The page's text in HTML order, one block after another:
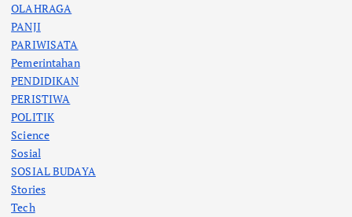
OLAHRAGA
PANJI
PARIWISATA
Pemerintahan
PENDIDIKAN
PERISTIWA
POLITIK
Science
Sosial
SOSIAL BUDAYA
Stories
Tech